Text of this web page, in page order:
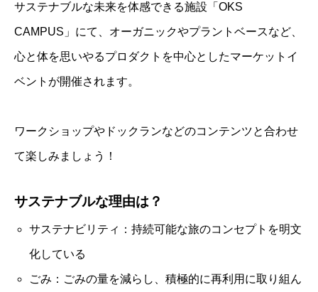
サステナブルな未来を体感できる施設「OKS
CAMPUS」にて、オーガニックやプラントベースなど、
心と体を思いやるプロダクトを中心としたマーケットイ
ベントが開催されます。
ワークショップやドックランなどのコンテンツと合わせ
て楽しみましょう！
サステナブルな理由は？
サステナビリティ：持続可能な旅のコンセプトを明文
化している
ごみ：ごみの量を減らし、積極的に再利用に取り組ん